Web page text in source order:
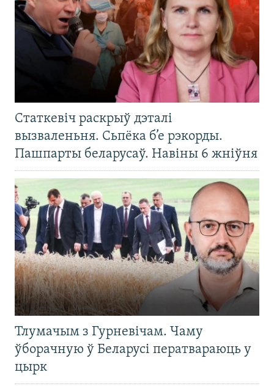
Статкевіч раскрыў дэталі
вызваленьня. Сьпёка б’е рэкорды.
Пашпарты беларусаў. Навіны 6 жніўня
Тлумачым з Гурневічам. Чаму
ўборачную ў Беларусі ператвараюць у
цырк